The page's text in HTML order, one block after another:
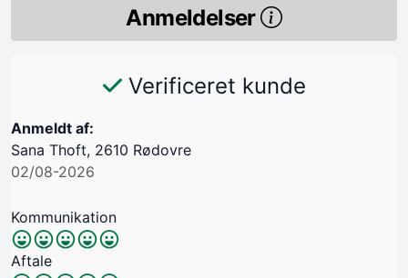
Anmeldelser
Verificeret kunde
Anmeldt af:
Sana Thoft, 2610 Rødovre
02/08-2026
Kommunikation
Aftale